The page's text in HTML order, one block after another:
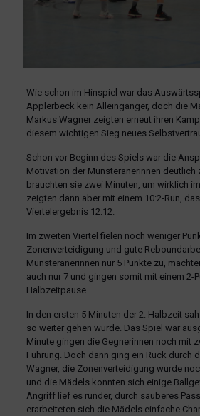
Wie schon im Hinspiel war das
Applerbeck kein Alleingänger, doch die
Markus Wagner zeigten erneut ihren
diesem wichtigen Sieg neues
Schon vor Beginn des Spiels war die
Motivation der Münsteranerinnen deutlich
brauchten sie zwei Minuten, um wirklich
zeigten dann aber mit einem 10:2-Run,
Viertelergebnis 12:12.
Im zweiten Viertel fielen noch weniger
Zonenverteidigung und gute
Münsteranerinnen nur 5 Punkte zu,
auch nur 7 und gingen somit mit einem 2-
Halbzeitpause.
In den ersten 5 Minuten der 2. Halbzeit
so weiter gehen würde. Das Spiel war
Minute gingen die Gegnerinnen noch mit
Führung. Doch dann ging ein Ruck durch
Wagner, die Zonenverteidigung wurde
und die Mädels konnten sich einige
Angriff lief es runder, durch sauberes
erarbeiteten sich die Mädels einfache